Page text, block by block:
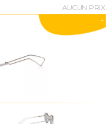
AUCUN PRIX
-